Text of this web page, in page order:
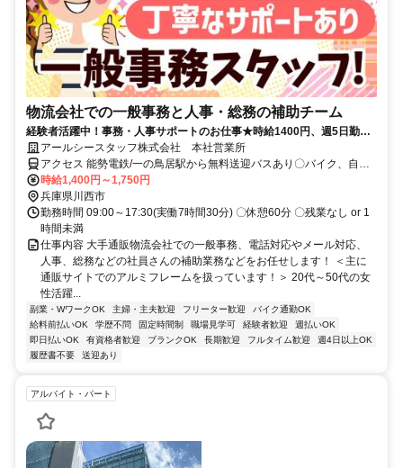
物流会社での一般事務と人事・総務の補助チーム
経験者活躍中！事務・人事サポートのお仕事★時給1400円、週5日勤務
で収入面も安定♪
アールシースタッフ株式会社 本社営業所
アクセス 能勢電鉄/一の鳥居駅から無料送迎バスあり〇バイク、自転
車通勤OK〇能勢電鉄/一の鳥居駅から徒歩約8分～〇阪急川西能勢口
駅/JR川西池田駅からバイク約15分～（周辺駅：畦野駅・平野駅・絹
延橋駅）
時給1,400円～1,750円
兵庫県川西市
勤務時間 09:00～17:30(実働7時間30分) 〇休憩60分 〇残業なし or 1
時間未満
仕事内容 大手通販物流会社での一般事務、電話対応やメール対応、
人事、総務などの社員さんの補助業務などをお任せします！ ＜主に
通販サイトでのアルミフレームを扱っています！＞ 20代～50代の女
性活躍...
副業・WワークOK 主婦・主夫歓迎 フリーター歓迎
バイク通勤OK
給料前払いOK
学歴不問 固定時間制 職場見学可 経験者歓迎
週払いOK
即日払いOK
有資格者歓迎 ブランクOK 長期歓迎 フルタイム歓迎
週4日以上OK
履歴書不要
送迎あり
アルバイト・パート